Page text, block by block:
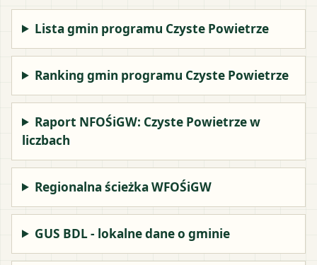
Lista gmin programu Czyste Powietrze
Ranking gmin programu Czyste Powietrze
Raport NFOŚiGW: Czyste Powietrze w
liczbach
Regionalna ścieżka WFOŚiGW
GUS BDL - lokalne dane o gminie